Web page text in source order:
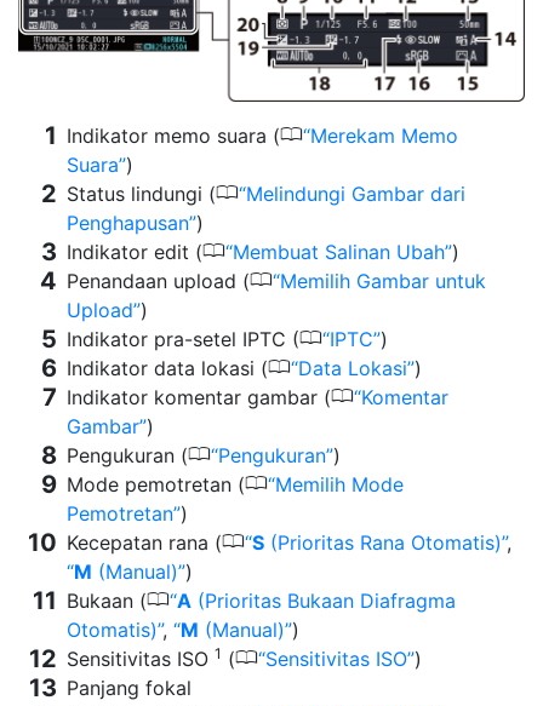
Indikator memo suara (0 Merekam Memo
Suara )
Status lindungi (0 Melindungi Gambar dari
Penghapusan )
Indikator edit (0 Membuat Salinan Ubah )
Penandaan upload (0 Memilih Gambar untuk
Upload )
Indikator pra-setel IPTC (0 IPTC )
Indikator data lokasi (0 Data Lokasi )
Indikator komentar gambar (0 Komentar
Gambar )
Pengukuran (0 Pengukuran )
Mode pemotretan (0 Memilih Mode
Pemotretan )
Kecepatan rana (0 S (Prioritas Rana Otomatis) ,
M (Manual) )
Bukaan (0 A (Prioritas Bukaan Diafragma
Otomatis) , M (Manual) )
Sensitivitas ISO 1 (0 Sensitivitas ISO )
Panjang fokal